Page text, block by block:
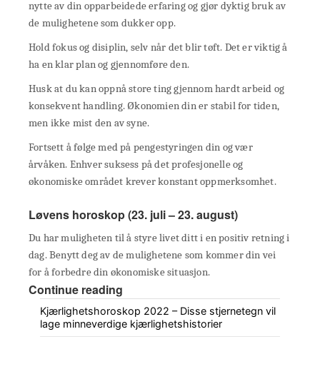
nytte av din opparbeidede erfaring og gjør dyktig bruk av
de mulighetene som dukker opp.
Hold fokus og disiplin, selv når det blir tøft. Det er viktig å
ha en klar plan og gjennomføre den.
Husk at du kan oppnå store ting gjennom hardt arbeid og
konsekvent handling. Økonomien din er stabil for tiden,
men ikke mist den av syne.
Fortsett å følge med på pengestyringen din og vær
årvåken. Enhver suksess på det profesjonelle og
økonomiske området krever konstant oppmerksomhet.
Løvens horoskop (23. juli – 23. august)
Du har muligheten til å styre livet ditt i en positiv retning i
dag. Benytt deg av de mulighetene som kommer din vei
for å forbedre din økonomiske situasjon.
Continue reading
Kjærlighetshoroskop 2022 – Disse stjernetegn vil
lage minneverdige kjærlighetshistorier